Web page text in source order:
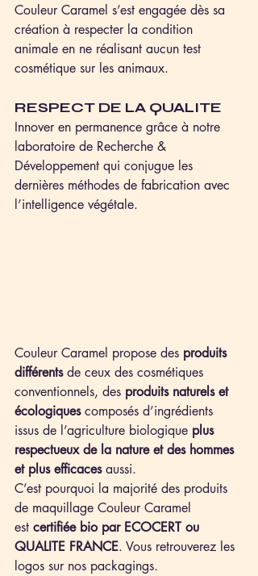
Couleur Caramel s’est engagée dès sa
création à respecter la condition
animale en ne réalisant aucun test
cosmétique sur les animaux.
RESPECT DE LA QUALITE
Innover en permanence grâce à notre
laboratoire de Recherche &
Développement qui conjugue les
dernières méthodes de fabrication avec
l’intelligence végétale.
Couleur Caramel propose des produits
différents de ceux des cosmétiques
conventionnels, des produits naturels et
écologiques composés d’ingrédients
issus de l’agriculture biologique plus
respectueux de la nature et des hommes
et plus efficaces aussi.
C’est pourquoi la majorité des produits
de maquillage Couleur Caramel
est certifiée bio par ECOCERT ou
QUALITE FRANCE. Vous retrouverez les
logos sur nos packagings.